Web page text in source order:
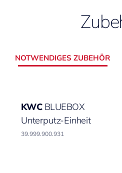
NOTWENDIGES ZUBEHÖR
KWC BLUEBOX
Unterputz-Einheit
39.999.900.931